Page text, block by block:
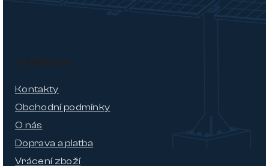
O nákupu
Kontakty
Obchodní podmínky
O nás
Doprava a platba
Vrácení zboží